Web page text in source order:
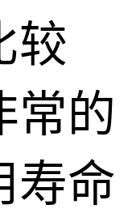
较
常的
寿命